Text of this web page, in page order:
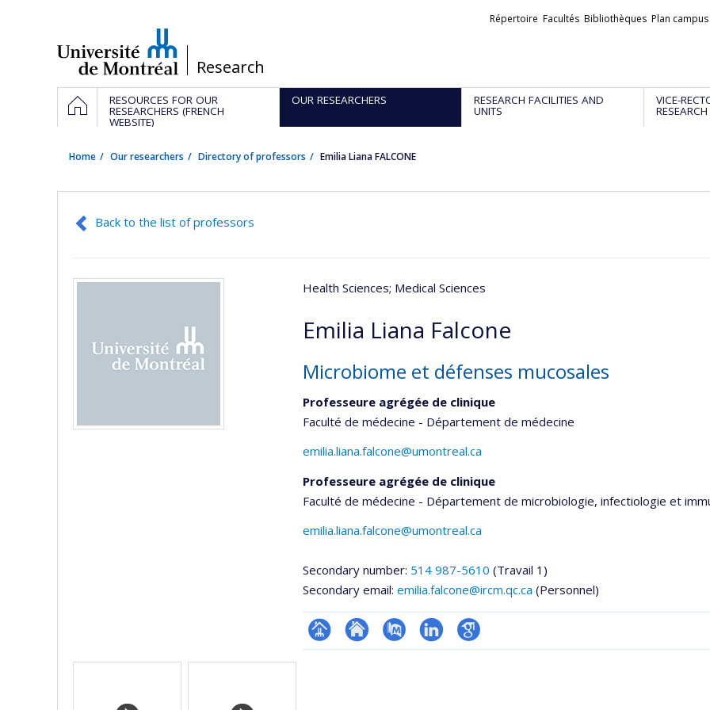
/Research
Liens
Répertoire Facultés Bibliothèques Plan campus
Navigation
principale
HOMERESOURCES FOR OUR
RESEARCHERS (FRENCH
WEBSITE)
OUR RESEARCHERS RESEARCH FACILITIES AND
UNITS
VICE-
RESEARCH
Home Our researchers Directory of professors Emilia Liana FALCONE
Back to the list of professors
Health Sciences; Medical Sciences
Emilia Liana Falcone
Microbiome et défenses mucosales
Professeure agrégée de clinique
Faculté de médecine - Département de médecine
emilia.liana.falcone@umontreal.ca
Professeure agrégée de clinique
Faculté de médecine - Département de microbiologie, infectiologie et
emilia.liana.falcone@umontreal.ca
Secondary number: 514 987-5610 (Travail 1)
Secondary email: emilia.falcone@ircm.qc.ca (Personnel)
Page Site
PubMedLinkedInGoogle
Media